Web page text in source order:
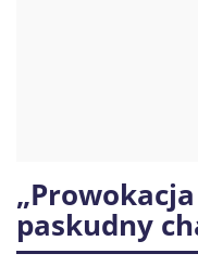
paskudny